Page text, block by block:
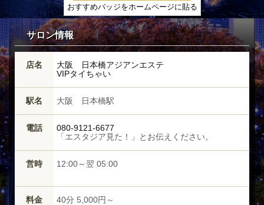
おすすめバッジをホームページに貼る
サロン情報
店名
大阪 日本橋アジアンエステ
VIPタイちゃい
駅名 大阪 日本橋駅
電話
080-9121-6677
「エスタジア見た！」とお伝えください。
営時 12:00～翌 05:00
料金 40分 5,000円～